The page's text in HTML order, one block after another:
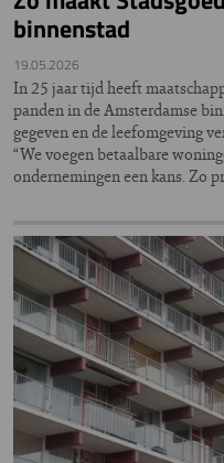
binnenstad
19.05.2026
In 25 jaar tijd heeft
panden in de Amsterdamse
gegeven en de leefomgeving
“We voegen betaalbare
ondernemingen een kans. Zo